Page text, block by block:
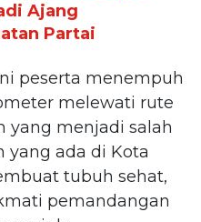
Ajang
Partai
peserta menempuh
melewati rute
yang menjadi salah
yang ada di Kota
tubuh sehat,
pemandangan